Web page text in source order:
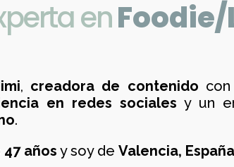
en
, creadora de contenido
en redes sociales y un
.
47 años y soy de Valencia, España